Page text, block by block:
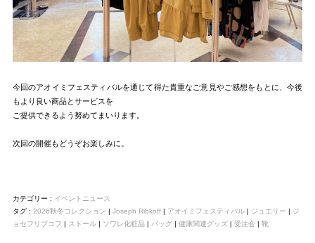
今回のアオイミフェスティバルを通じて得た貴重なご意見やご感想をもとに、今後
もより良い商品とサービスを
ご提供できるよう努めてまいります。
次回の開催もどうぞお楽しみに。
カテゴリー : イベントニュース
タグ : 2026秋冬コレクション | Joseph Ribkoff| アオイミフェスティバル| ジュエリー | ジ
ョセフリブコフ | ストール| ソワレ化粧品| バッグ| 健康関連グッズ| 受注会| 靴